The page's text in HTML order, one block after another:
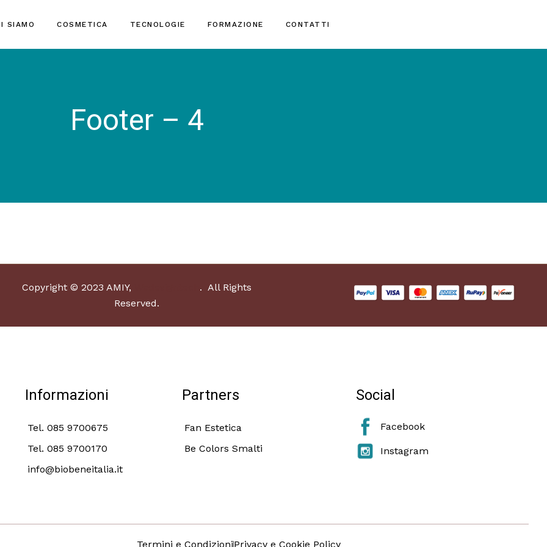
SIAMO COSMETICA TECNOLOGIE FORMAZIONE CONTATTI
Footer – 4
Copyright © 2023 AMIY,
. All Rights
Reserved.
Informazioni
Tel. 085 9700675
Tel. 085 9700170
info@biobeneitalia.it
Partners
Fan Estetica
Be Colors Smalti
Social
Facebook
Instagram
Termini e CondizioniPrivacy e Cookie Policy